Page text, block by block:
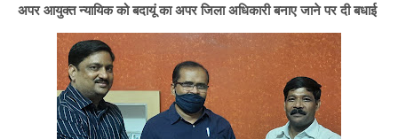
अपर आयुक्त न्यायिक को बदायूं का अपर जिला अधिकारी बनाए जाने पर दी बधाई